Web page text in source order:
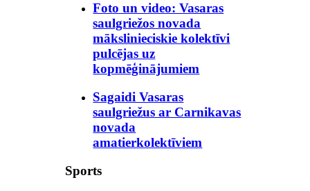
Foto un video: Vasaras
saulgriežos novada
mākslinieciskie kolektīvi
pulcējas uz
kopmēģinājumiem
Sagaidi Vasaras
saulgriežus ar Carnikavas
novada
amatierkolektīviem
Sports